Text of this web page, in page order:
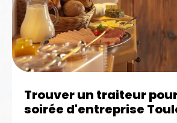
Trouver un traiteur
soirée d'entreprise